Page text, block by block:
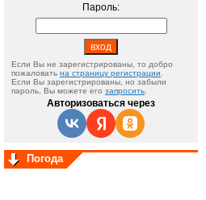
Пароль:
Если Вы не зарегистрированы, то добро
пожаловать на страницу регистрации
Если Вы зарегистрированы, но забыли
пароль, Вы можете его запросить
Авторизоваться через
Погода